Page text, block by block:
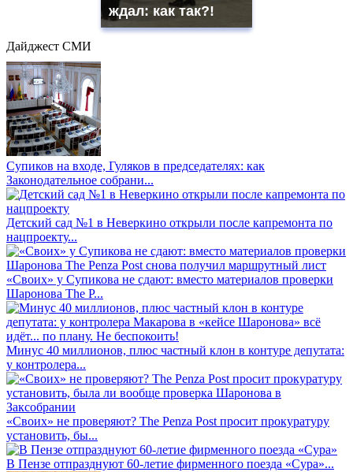
ждал: как так?!
Дайджест СМИ
Супиков на входе, Гуляков в председателях: как
Законодательное собрани...
Детский сад №1 в Неверкино открыли после капремонта по
нацпроекту...
«Своих» у Супикова не сдают: вместо материалов проверки
Шаронова The P...
Минус 40 миллионов, плюс частный клон в контуре депутата:
у контролера...
«Своих» не проверяют? The Penza Post просит прокуратуру
установить, бы...
В Пензе отпразднуют 60-летие фирменного поезда «Сура»...